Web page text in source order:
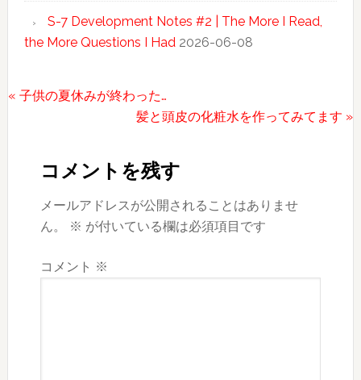
S-7 Development Notes #2 | The More I Read,
the More Questions I Had 2026-06-08
前
« 子供の夏休みが終わった…
次
稿:
髪と頭皮の化粧水を作ってみてます »
Interactions
コメントを残す
メールアドレスが公開されることはありませ
ん。
※ が付いている欄は必須項目です
コメント ※